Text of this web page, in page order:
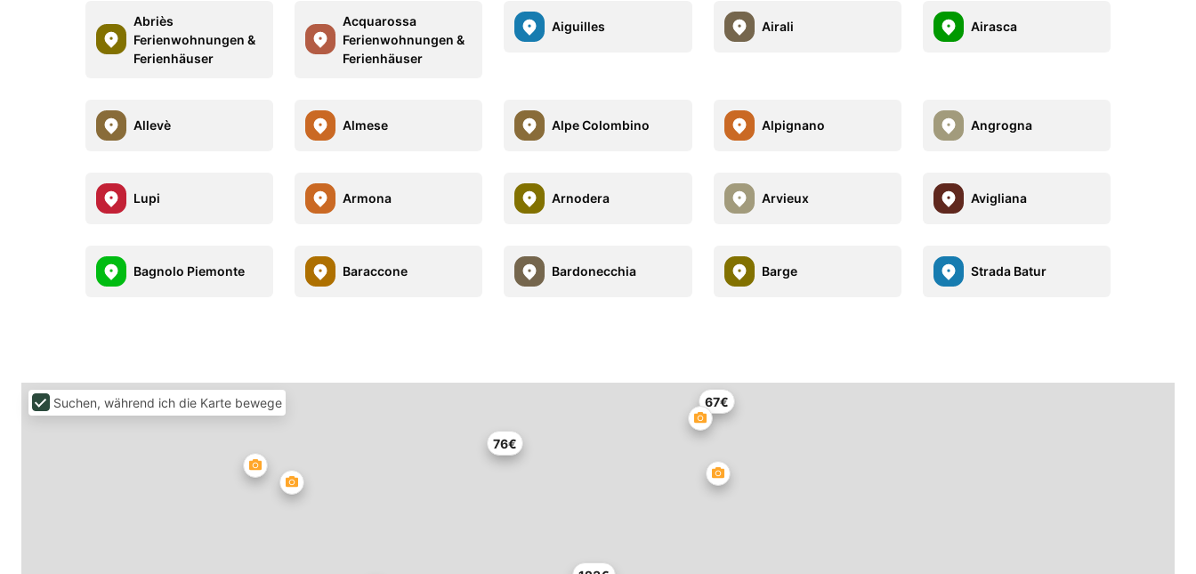
Abriès
Ferienwohnungen &
Ferienhäuser
Acquarossa
Ferienwohnungen &
Ferienhäuser
Aiguilles Airali Airasca
Allevè Almese Alpe Colombino Alpignano Angrogna
Lupi Armona Arnodera Arvieux Avigliana
Bagnolo Piemonte Baraccone Bardonecchia Barge Strada Batur
76€
67€
Suchen, während ich die Karte bewege